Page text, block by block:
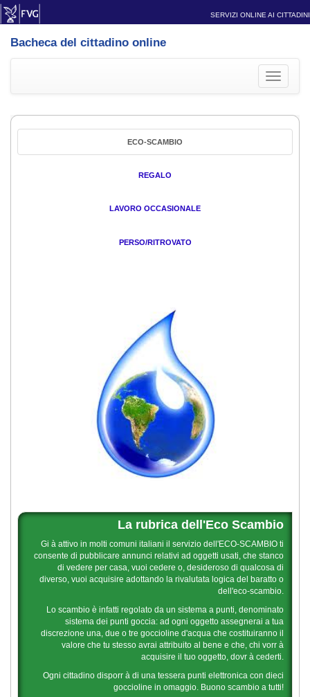
SERVIZI ONLINE AI CITTADINI
Bacheca del cittadino online
Toggle
ECO-SCAMBIO
REGALO
LAVORO OCCASIONALE
PERSO/RITROVATO
La rubrica dell'Eco Scambio
Gi à attivo in molti comuni italiani il servizio dell'ECO-SCAMBIO ti
consente di pubblicare annunci relativi ad oggetti usati, che stanco
di vedere per casa, vuoi cedere o, desideroso di qualcosa di
diverso, vuoi acquisire adottando la rivalutata logica del baratto o
dell'eco-scambio.
Lo scambio è infatti regolato da un sistema a punti, denominato
sistema dei punti goccia: ad ogni oggetto assegnerai a tua
discrezione una, due o tre goccioline d'acqua che costituiranno il
valore che tu stesso avrai attribuito al bene e che, chi vorr à
acquisire il tuo oggetto, dovr à cederti.
Ogni cittadino disporr à di una tessera punti elettronica con dieci
goccioline in omaggio. Buono scambio a tutti!